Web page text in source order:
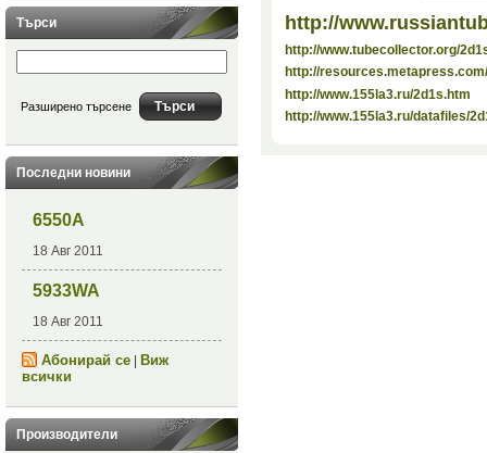
Търси
Разширено търсене
Последни новини
6550A
18 Авг 2011
5933WA
18 Авг 2011
Абонирай се|
Виж
всички
Производители
http://
http://www.tubecollector.org/
http://
http://www.155la3.ru/2d1s.htm
http://www.155la3.ru/datafiles/